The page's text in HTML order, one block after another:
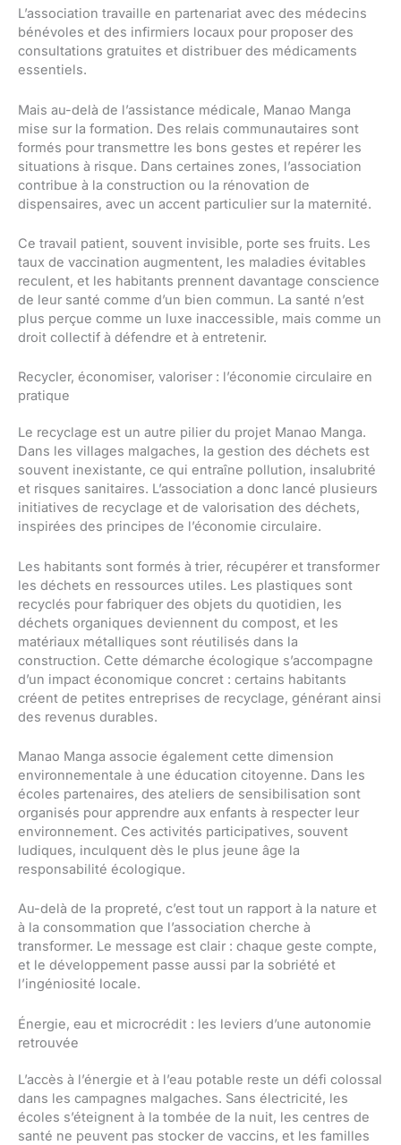
L’association travaille en partenariat avec des médecins
bénévoles et des infirmiers locaux pour proposer des
consultations gratuites et distribuer des médicaments
essentiels.
Mais au-delà de l’assistance médicale, Manao Manga
mise sur la formation. Des relais communautaires sont
formés pour transmettre les bons gestes et repérer les
situations à risque. Dans certaines zones, l’association
contribue à la construction ou la rénovation de
dispensaires, avec un accent particulier sur la maternité.
Ce travail patient, souvent invisible, porte ses fruits. Les
taux de vaccination augmentent, les maladies évitables
reculent, et les habitants prennent davantage conscience
de leur santé comme d’un bien commun. La santé n’est
plus perçue comme un luxe inaccessible, mais comme un
droit collectif à défendre et à entretenir.
Recycler, économiser, valoriser : l’économie circulaire en
pratique
Le recyclage est un autre pilier du projet Manao Manga.
Dans les villages malgaches, la gestion des déchets est
souvent inexistante, ce qui entraîne pollution, insalubrité
et risques sanitaires. L’association a donc lancé plusieurs
initiatives de recyclage et de valorisation des déchets,
inspirées des principes de l’économie circulaire.
Les habitants sont formés à trier, récupérer et transformer
les déchets en ressources utiles. Les plastiques sont
recyclés pour fabriquer des objets du quotidien, les
déchets organiques deviennent du compost, et les
matériaux métalliques sont réutilisés dans la
construction. Cette démarche écologique s’accompagne
d’un impact économique concret : certains habitants
créent de petites entreprises de recyclage, générant ainsi
des revenus durables.
Manao Manga associe également cette dimension
environnementale à une éducation citoyenne. Dans les
écoles partenaires, des ateliers de sensibilisation sont
organisés pour apprendre aux enfants à respecter leur
environnement. Ces activités participatives, souvent
ludiques, inculquent dès le plus jeune âge la
responsabilité écologique.
Au-delà de la propreté, c’est tout un rapport à la nature et
à la consommation que l’association cherche à
transformer. Le message est clair : chaque geste compte,
et le développement passe aussi par la sobriété et
l’ingéniosité locale.
Énergie, eau et microcrédit : les leviers d’une autonomie
retrouvée
L’accès à l’énergie et à l’eau potable reste un défi colossal
dans les campagnes malgaches. Sans électricité, les
écoles s’éteignent à la tombée de la nuit, les centres de
santé ne peuvent pas stocker de vaccins, et les familles